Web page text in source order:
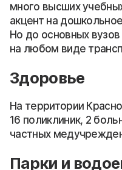
много высших
акцент на
Но до основных
на любом виде
Здоровье
На территории
16 поликлиник, 2
частных
Парки и